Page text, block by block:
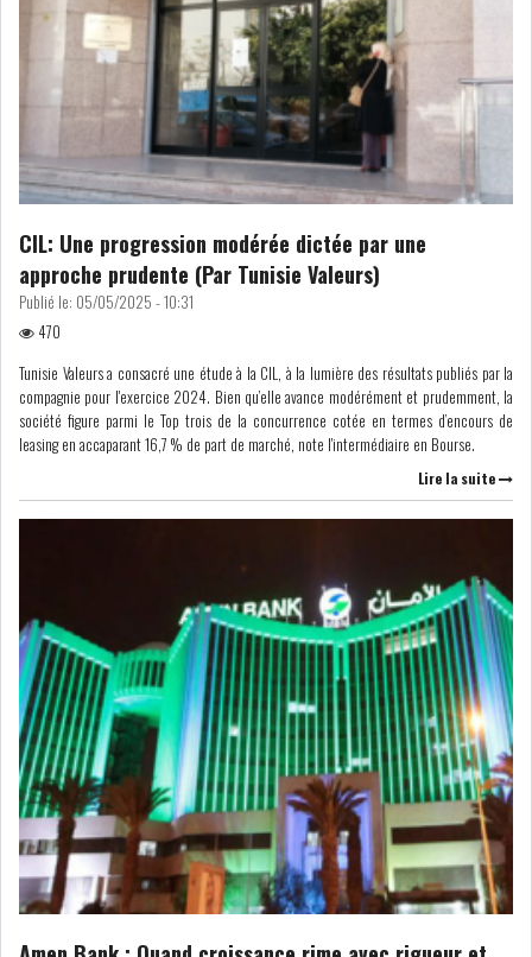
MAGHREB
ALGÉRIE MAROC
MAURITANIE : MATTEL LANCE
SA SOLUTION DE...
HAUSSE DES BÉNÉFI...
APRÈS LA SÉCHERESSE, LE
MAGHREB VA VERS...
TRANSITION VERTE AU
MAGHREB : ENTRE OPPO...
RSS
INTERNATIONAL
CIL: Une progression modérée dictée par une
approche prudente (Par Tunisie Valeurs)
Publié le: 05/05/2025 - 10:31
470
Tunisie Valeurs a consacré une étude à la CIL, à la lumière des résultats publiés par la
compagnie pour l'exercice 2024. Bien qu’elle avance modérément et prudemment, la
société figure parmi le Top trois de la concurrence cotée en termes d’encours de
leasing en accaparant 16,7 % de part de marché, note l'intermédiaire en Bourse.
Lire la suite